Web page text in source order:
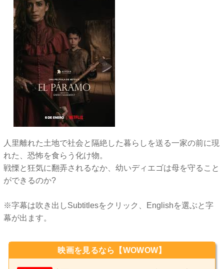
人里離れた土地で社会と隔絶した暮らしを送る一家の前に現
れた、恐怖を食らう化け物。
戦慄と狂気に翻弄されるなか、幼いディエゴは母を守ること
ができるのか?
※字幕は吹き出しSubtitlesをクリック、Englishを選ぶと字
幕が出ます。
映画を見るなら【WOWOW】